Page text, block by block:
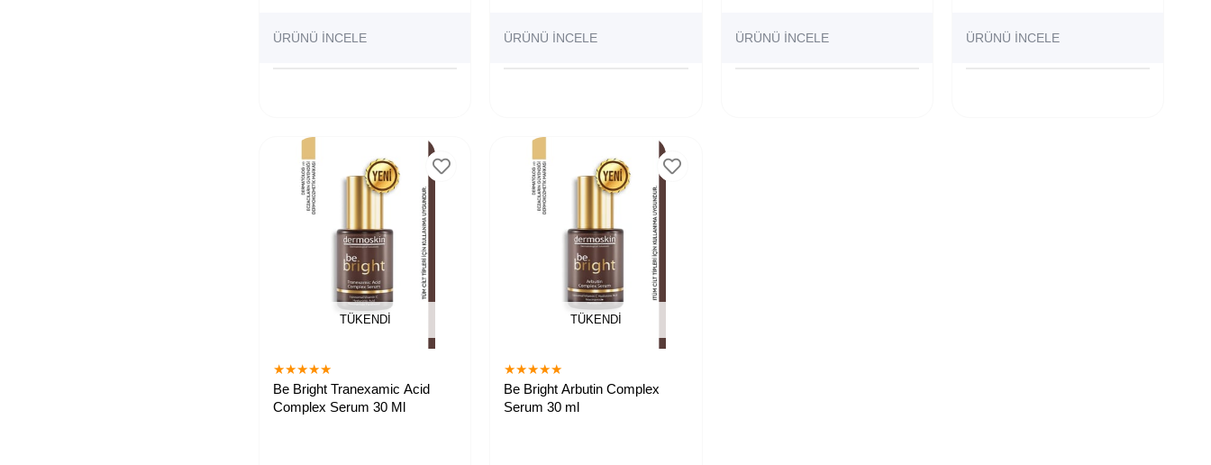
ÜRÜNÜ İNCELE ÜRÜNÜ İNCELE ÜRÜNÜ İNCELE ÜRÜNÜ İNCELE
TÜKENDI
★★★★★
Be Bright Tranexamic Acid
Complex Serum 30 Ml
TÜKENDI
★★★★★
Be Bright Arbutin Complex
Serum 30 ml